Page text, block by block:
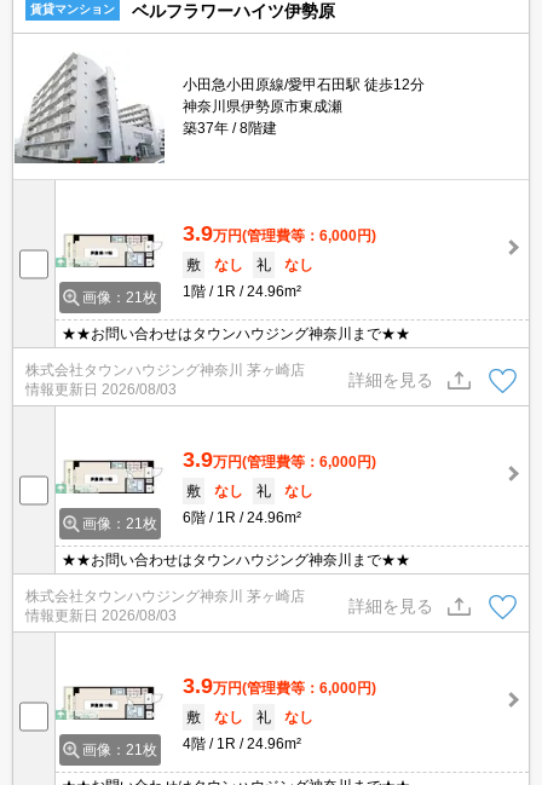
賃貸マンション ベルフラワーハイツ伊勢原
小田急小田原線/愛甲石田駅 徒歩12分
神奈川県伊勢原市東成瀬
築37年
8階建
画像：21枚
3.9万円(管理費等：6,000円)
敷
なし 礼
なし
1階
1R 24.96m²
★★お問い合わせはタウンハウジング神奈川まで★★
株式会社タウンハウジング神奈川 茅ヶ崎店
情報更新日 2026/08/03
詳細を見る
画像：21枚
3.9万円(管理費等：6,000円)
敷
なし 礼
なし
6階
1R 24.96m²
★★お問い合わせはタウンハウジング神奈川まで★★
株式会社タウンハウジング神奈川 茅ヶ崎店
情報更新日 2026/08/03
詳細を見る
画像：21枚
3.9万円(管理費等：6,000円)
敷
なし 礼
なし
4階
1R 24.96m²